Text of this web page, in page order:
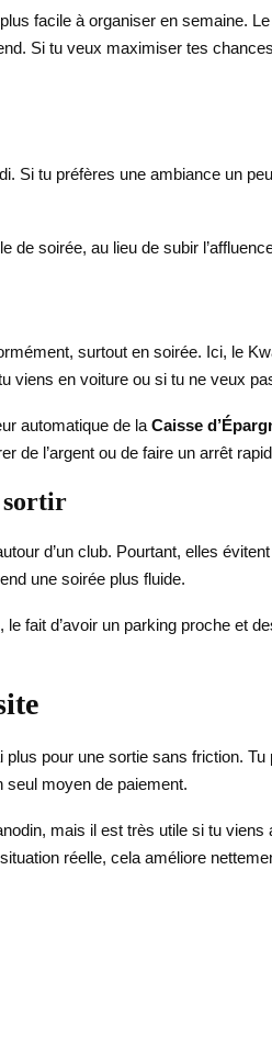
facile à organiser en semaine.
Si tu veux maximiser tes
Si tu préfères une ambiance un
de soirée, au lieu de subir
surtout en soirée. Ici, le
viens en voiture ou si tu ne veux
automatique de la Caisse
l’argent ou de faire un arrêt
sortir
d’un club. Pourtant, elles
une soirée plus fluide.
fait d’avoir un parking proche et
pour une sortie sans friction. Tu
seul moyen de paiement.
mais il est très utile si tu
réelle, cela améliore